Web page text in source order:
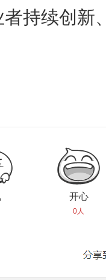
持续创新
开心
0人